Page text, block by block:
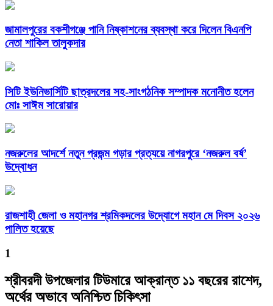
জামালপুরের বকশীগঞ্জে পানি নিষ্কাশনের ব্যবস্থা করে দিলেন বিএনপি
নেতা শাকিল তালুকদার
সিটি ইউনিভার্সিটি ছাত্রদলের সহ-সাংগঠনিক সম্পাদক মনোনীত হলেন
মোঃ সাঈম সারোয়ার
নজরুলের আদর্শে নতুন প্রজন্ম গড়ার প্রত্যয়ে নাগরপুরে ‘নজরুল বর্ষ’
উদ্বোধন
রাজশাহী জেলা ও মহানগর শ্রমিকদলের উদ্যোগে মহান মে দিবস ২০২৬
পালিত হয়েছে
1
শ্রীবরদী উপজেলার টিউমারে আক্রান্ত ১১ বছরের রাশেদ,
অর্থের অভাবে অনিশ্চিত চিকিৎসা